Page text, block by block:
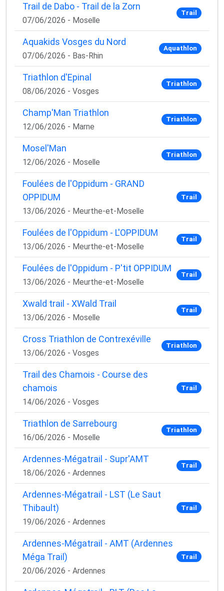
Trail de Dabo - Trail de la Zorn
07/06/2026 - Moselle
Trail
Aquakids Vosges du Nord
07/06/2026 - Bas-Rhin
Aquathlon
Triathlon d'Epinal
08/06/2026 - Vosges
Triathlon
Champ'Man Triathlon
12/06/2026 - Marne
Triathlon
Mosel'Man
12/06/2026 - Moselle
Triathlon
Foulées de l'Oppidum - GRAND
OPPIDUM
13/06/2026 - Meurthe-et-Moselle
Trail
Foulées de l'Oppidum - L'OPPIDUM
13/06/2026 - Meurthe-et-Moselle
Trail
Foulées de l'Oppidum - P'tit OPPIDUM
13/06/2026 - Meurthe-et-Moselle
Trail
Xwald trail - XWald Trail
13/06/2026 - Moselle
Trail
Cross Triathlon de Contrexéville
13/06/2026 - Vosges
Triathlon
Trail des Chamois - Course des
chamois
14/06/2026 - Vosges
Trail
Triathlon de Sarrebourg
16/06/2026 - Moselle
Triathlon
Ardennes-Mégatrail - Supr'AMT
18/06/2026 - Ardennes
Trail
Ardennes-Mégatrail - LST (Le Saut
Thibault)
19/06/2026 - Ardennes
Trail
Ardennes-Mégatrail - AMT (Ardennes
Méga Trail)
20/06/2026 - Ardennes
Trail